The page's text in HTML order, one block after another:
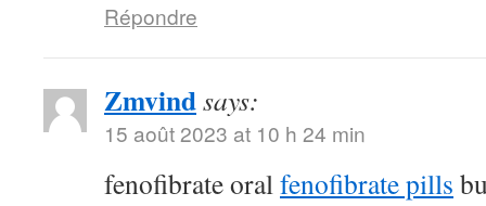
Répondre
Zmvindsays:
15 août 2023 at 10 h 24 min
fenofibrate oralfenofibrate pills